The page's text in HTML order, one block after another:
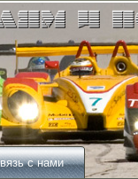
с нами